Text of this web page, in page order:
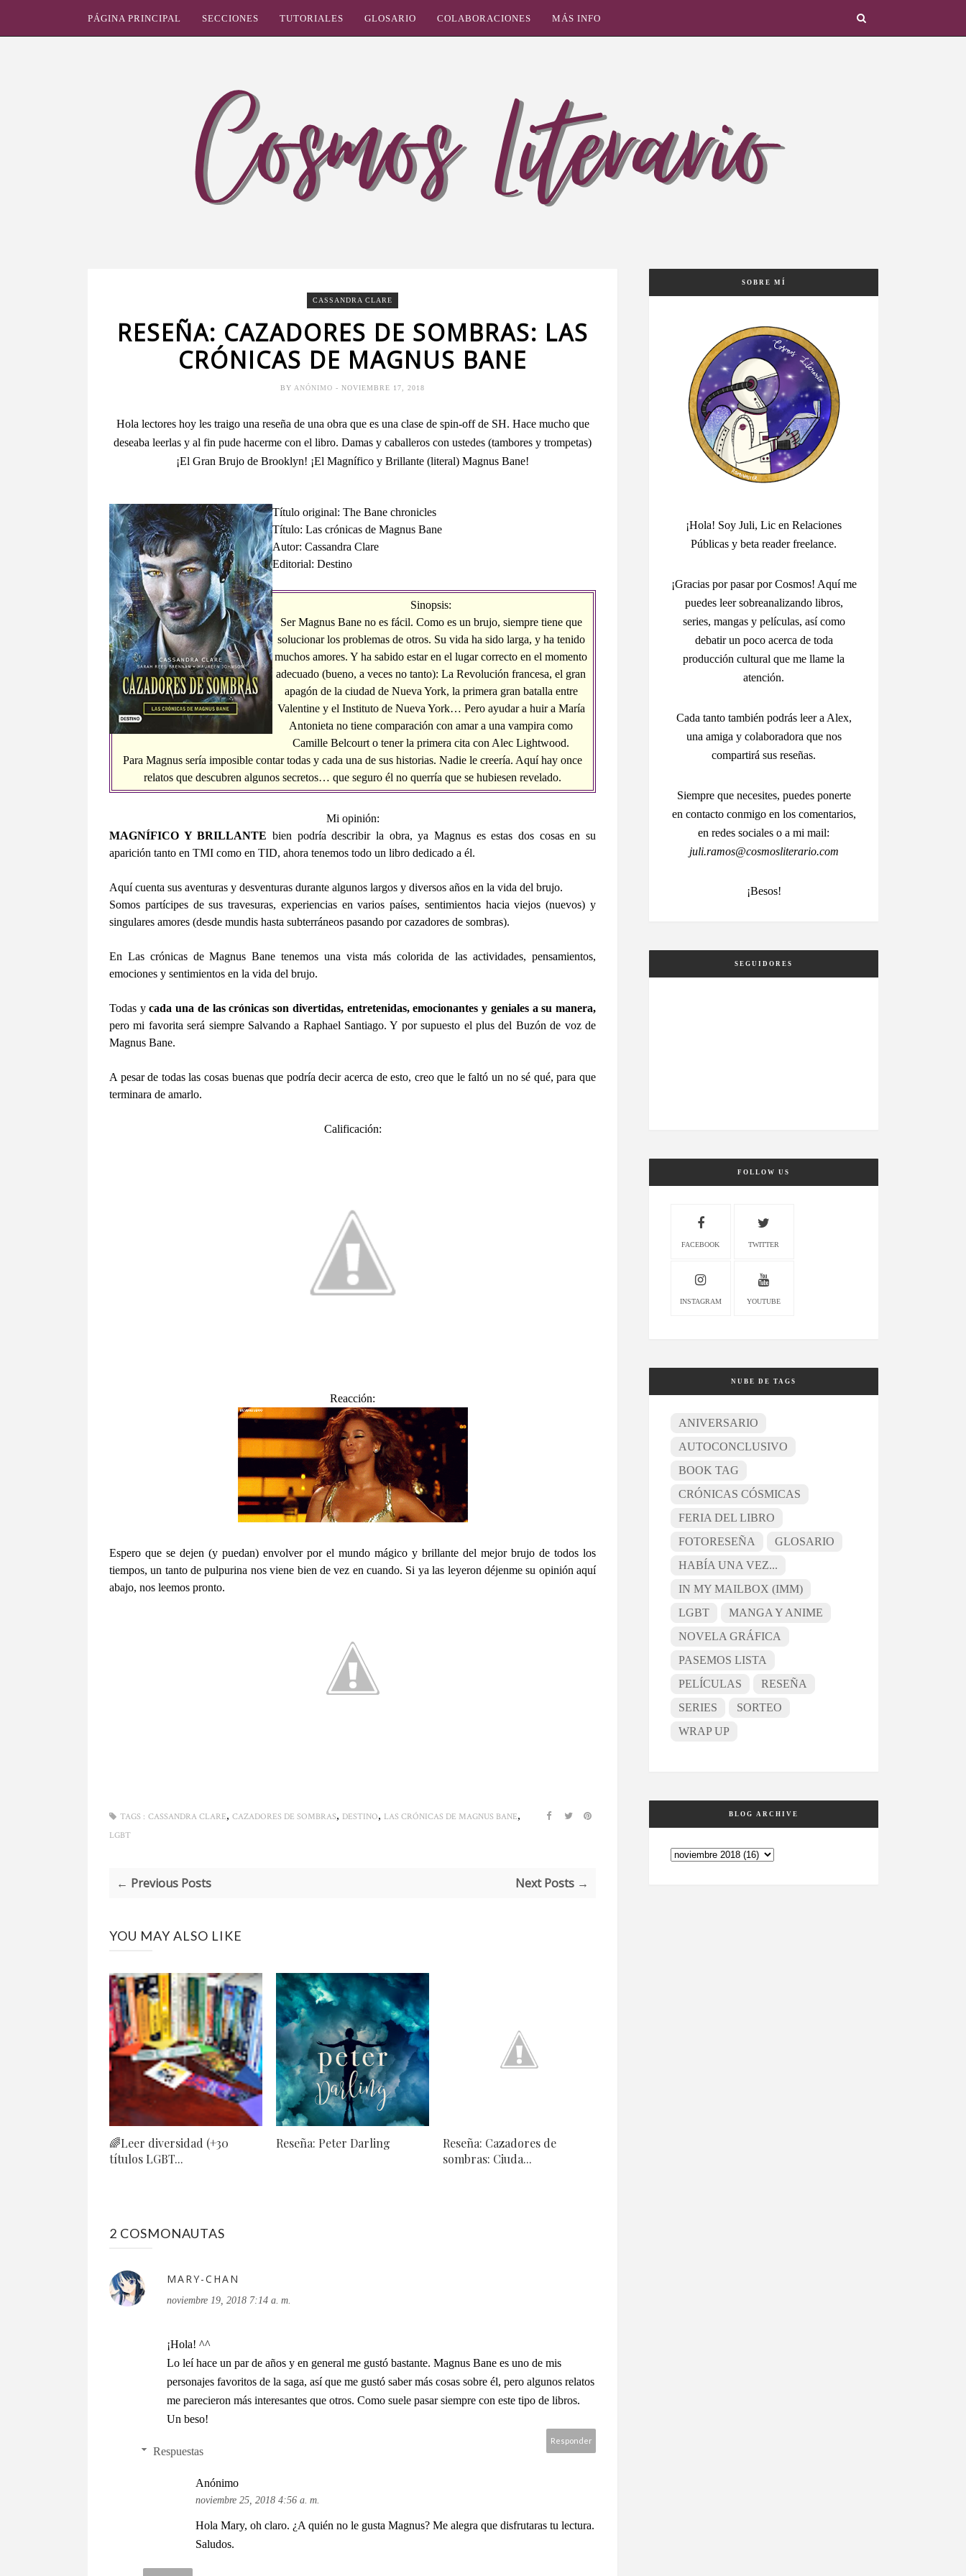
PÁGINA PRINCIPAL SECCIONES TUTORIALES GLOSARIO COLABORACIONES MÁS INFO
CASSANDRA CLARE
RESEÑA: CAZADORES DE SOMBRAS: LAS
CRÓNICAS DE MAGNUS BANE
BY ANÓNIMO - NOVIEMBRE 17, 2018
Hola lectores hoy les traigo una reseña de una obra que es una clase de spin-off de SH. Hace mucho que
deseaba leerlas y al fin pude hacerme con el libro. Damas y caballeros con ustedes (tambores y trompetas)
¡El Gran Brujo de Brooklyn! ¡El Magnífico y Brillante (literal) Magnus Bane!
Título original: The Bane chronicles
Título: Las crónicas de Magnus Bane
Autor: Cassandra Clare
Editorial: Destino
Sinopsis:
Ser Magnus Bane no es fácil. Como es un brujo, siempre tiene que
solucionar los problemas de otros. Su vida ha sido larga, y ha tenido
muchos amores. Y ha sabido estar en el lugar correcto en el momento
adecuado (bueno, a veces no tanto): La Revolución francesa, el gran
apagón de la ciudad de Nueva York, la primera gran batalla entre
Valentine y el Instituto de Nueva York… Pero ayudar a huir a María
Antonieta no tiene comparación con amar a una vampira como
Camille Belcourt o tener la primera cita con Alec Lightwood.
Para Magnus sería imposible contar todas y cada una de sus historias. Nadie le creería. Aquí hay once
relatos que descubren algunos secretos… que seguro él no querría que se hubiesen revelado.
Mi opinión:
MAGNÍFICO Y BRILLANTE bien podría describir la obra, ya Magnus es estas dos cosas en su
aparición tanto en TMI como en TID, ahora tenemos todo un libro dedicado a él.
Aquí cuenta sus aventuras y desventuras durante algunos largos y diversos años en la vida del brujo.
Somos partícipes de sus travesuras, experiencias en varios países, sentimientos hacia viejos (nuevos) y
singulares amores (desde mundis hasta subterráneos pasando por cazadores de sombras).
En Las crónicas de Magnus Bane tenemos una vista más colorida de las actividades, pensamientos,
emociones y sentimientos en la vida del brujo.
Todas ycada una de las crónicas son divertidas, entretenidas, emocionantes y geniales a su manera,
pero mi favorita será siempre Salvando a Raphael Santiago. Y por supuesto el plus del Buzón de voz de
Magnus Bane.
A pesar de todas las cosas buenas que podría decir acerca de esto, creo que le faltó un no sé qué, para que
terminara de amarlo.
Calificación:
Reacción:
Espero que se dejen (y puedan) envolver por el mundo mágico y brillante del mejor brujo de todos los
tiempos, un tanto de pulpurina nos viene bien de vez en cuando. Si ya las leyeron déjenme su opinión aquí
abajo, nos leemos pronto.
TAGS : CASSANDRA CLARE, CAZADORES DE SOMBRAS, DESTINO, LAS CRÓNICAS DE MAGNUS BANE,
LGBT
← Previous Posts Next Posts →
YOU MAY ALSO LIKE
🌈Leer diversidad (+30
títulos LGBT...
Reseña: Peter Darling
Reseña: Cazadores de
sombras: Ciuda...
2 COSMONAUTAS
MARY-CHAN
noviembre 19, 2018 7:14 a. m.
¡Hola! ^^
Lo leí hace un par de años y en general me gustó bastante. Magnus Bane es uno de mis
personajes favoritos de la saga, así que me gustó saber más cosas sobre él, pero algunos relatos
me parecieron más interesantes que otros. Como suele pasar siempre con este tipo de libros.
Un beso!
Responder
Respuestas
Anónimo
noviembre 25, 2018 4:56 a. m.
Hola Mary, oh claro. ¿A quién no le gusta Magnus? Me alegra que disfrutaras tu lectura.
Saludos.
SOBRE MÍ
¡Hola! Soy Juli, Lic en Relaciones
Públicas y beta reader freelance.
¡Gracias por pasar por Cosmos! Aquí me
puedes leer sobreanalizando libros,
series, mangas y películas, así como
debatir un poco acerca de toda
producción cultural que me llame la
atención.
Cada tanto también podrás leer a Alex,
una amiga y colaboradora que nos
compartirá sus reseñas.
Siempre que necesites, puedes ponerte
en contacto conmigo en los comentarios,
en redes sociales o a mi mail:
juli.ramos@cosmosliterario.com
¡Besos!
SEGUIDORES
FOLLOW US
FACEBOOK TWITTER
INSTAGRAM YOUTUBE
NUBE DE TAGS
ANIVERSARIO
AUTOCONCLUSIVO
BOOK TAG
CRÓNICAS CÓSMICAS
FERIA DEL LIBRO
FOTORESEÑA
GLOSARIO
HABÍA UNA VEZ...
IN MY MAILBOX (IMM)
LGBT
MANGA Y ANIME
NOVELA GRÁFICA
PASEMOS LISTA
PELÍCULAS
RESEÑA
SERIES
SORTEO
WRAP UP
BLOG ARCHIVE